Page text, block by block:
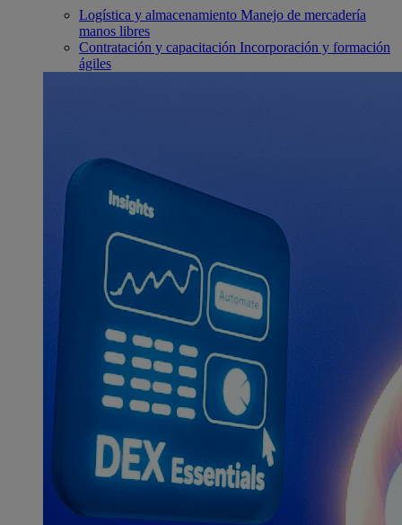
Logística y almacenamiento Manejo de mercadería
manos libres
Contratación y capacitación Incorporación y formación
ágiles